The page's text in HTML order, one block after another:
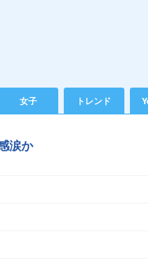
女子 トレンド
涙か